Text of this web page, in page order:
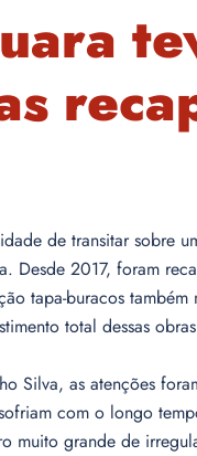
de transitar sobre
Desde 2017, foram
tapa-buracos também
total dessas
Silva, as atenções
com o longo
muito grande de